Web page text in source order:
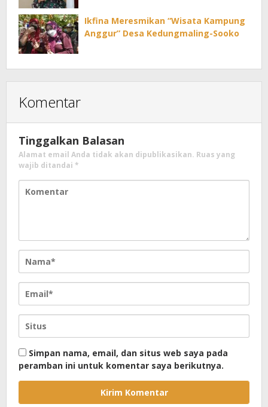
Ikfina Meresmikan “Wisata Kampung
Anggur” Desa Kedungmaling-Sooko
Komentar
Tinggalkan Balasan
Alamat email Anda tidak akan dipublikasikan. Ruas yang
wajib ditandai *
Simpan nama, email, dan situs web saya pada
peramban ini untuk komentar saya berikutnya.